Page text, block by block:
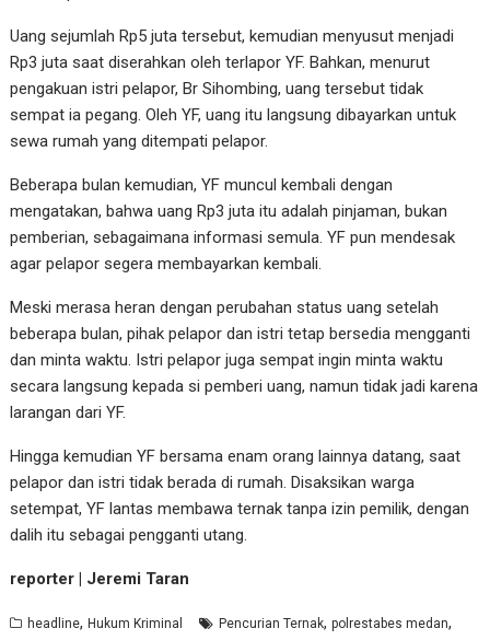
Uang sejumlah Rp5 juta tersebut, kemudian menyusut menjadi
Rp3 juta saat diserahkan oleh terlapor YF. Bahkan, menurut
pengakuan istri pelapor, Br Sihombing, uang tersebut tidak
sempat ia pegang. Oleh YF, uang itu langsung dibayarkan untuk
sewa rumah yang ditempati pelapor.
Beberapa bulan kemudian, YF muncul kembali dengan
mengatakan, bahwa uang Rp3 juta itu adalah pinjaman, bukan
pemberian, sebagaimana informasi semula. YF pun mendesak
agar pelapor segera membayarkan kembali.
Meski merasa heran dengan perubahan status uang setelah
beberapa bulan, pihak pelapor dan istri tetap bersedia mengganti
dan minta waktu. Istri pelapor juga sempat ingin minta waktu
secara langsung kepada si pemberi uang, namun tidak jadi karena
larangan dari YF.
Hingga kemudian YF bersama enam orang lainnya datang, saat
pelapor dan istri tidak berada di rumah. Disaksikan warga
setempat, YF lantas membawa ternak tanpa izin pemilik, dengan
dalih itu sebagai pengganti utang.
reporter | Jeremi Taran
headline,Hukum Kriminal Pencurian Ternak,polrestabes medan,